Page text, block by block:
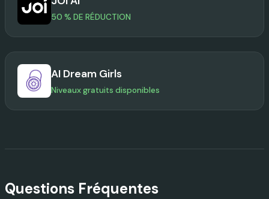
50 % DE RÉDUCTION
AI Dream Girls
Niveaux gratuits disponibles
Questions Fréquentes